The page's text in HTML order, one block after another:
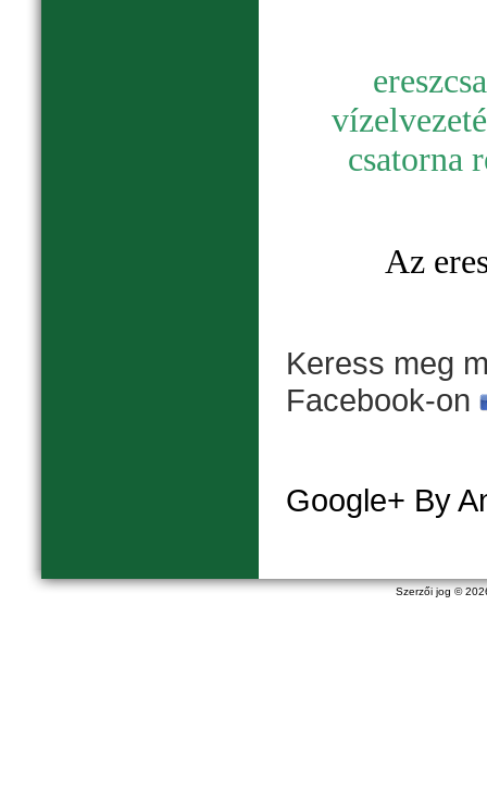
Szerzői jog ©
e
csatorna
Az
Keress meg
Facebook-on
Google+ By